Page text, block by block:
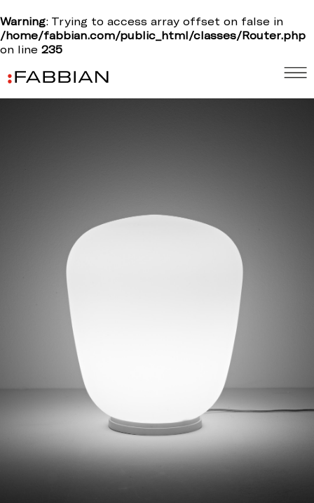
Warning: Trying to access array offset on false in
/home/fabbian.com/public_html/classes/Router.php
on line 235